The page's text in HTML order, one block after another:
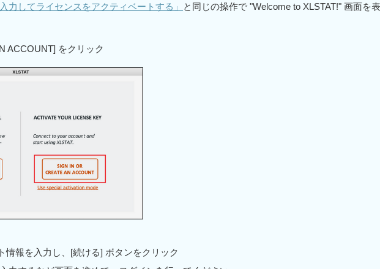
力してライセンスをアクティベートする」 と同じの操作で "Welcome to XLSTAT!" 画面を
ACCOUNT] をクリック
情報を入力し、[続ける] ボタンをクリック